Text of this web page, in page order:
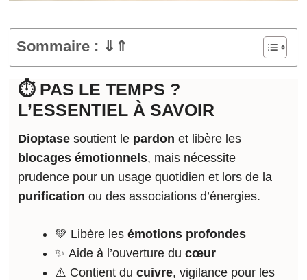
Sommaire : ⇓⇑
⏱️ PAS LE TEMPS ?
L’ESSENTIEL À SAVOIR
Dioptase soutient le pardon et libère les
blocages émotionnels, mais nécessite
prudence pour un usage quotidien et lors de la
purification ou des associations d’énergies.
💚 Libère les émotions profondes
✨ Aide à l’ouverture du cœur
⚠️ Contient du cuivre, vigilance pour les